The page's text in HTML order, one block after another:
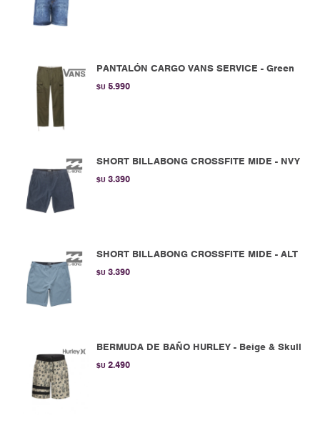
PANTALÓN CARGO VANS SERVICE - Green
$U 5.990
SHORT BILLABONG CROSSFITE MIDE - NVY
$U 3.390
SHORT BILLABONG CROSSFITE MIDE - ALT
$U 3.390
BERMUDA DE BAÑO HURLEY - Beige & Skull
$U 2.490